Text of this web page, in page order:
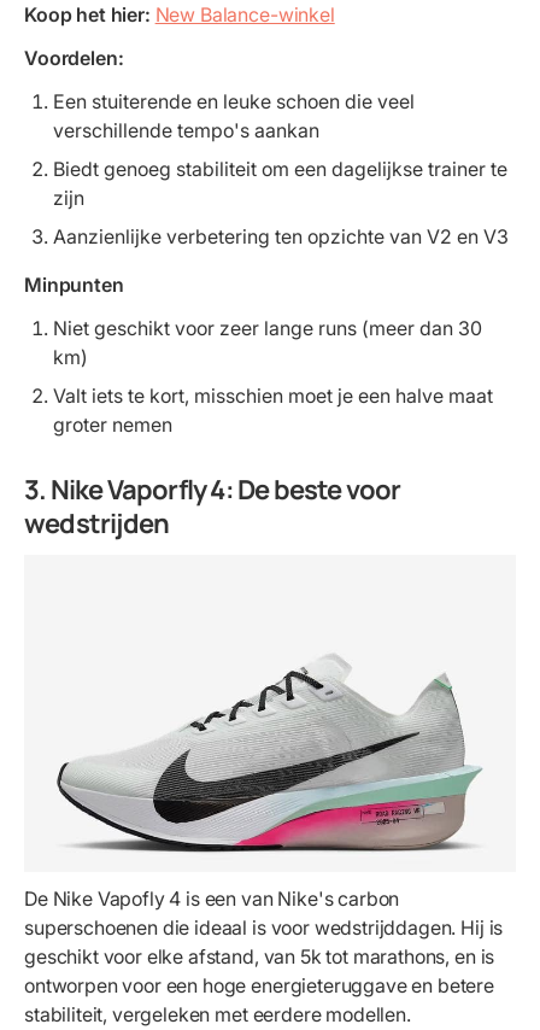
Koop het hier: New Balance-winkel
Voordelen:
Een stuiterende en leuke schoen die veel
verschillende tempo's aankan
Biedt genoeg stabiliteit om een dagelijkse trainer te
zijn
Aanzienlijke verbetering ten opzichte van V2 en V3
Minpunten
Niet geschikt voor zeer lange runs (meer dan 30
km)
Valt iets te kort, misschien moet je een halve maat
groter nemen
3. Nike Vaporfly 4: De beste voor
wedstrijden
De Nike Vapofly 4 is een van Nike's carbon
superschoenen die ideaal is voor wedstrijddagen. Hij is
geschikt voor elke afstand, van 5k tot marathons, en is
ontworpen voor een hoge energieteruggave en betere
stabiliteit, vergeleken met eerdere modellen.